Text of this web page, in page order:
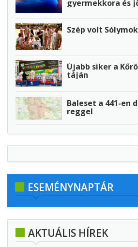
gyermekkora és
Szép volt
Újabb siker a
táján
Baleset a 441-en
reggel
ESEMÉNYNAPTÁR
AKTUÁLIS HÍREK